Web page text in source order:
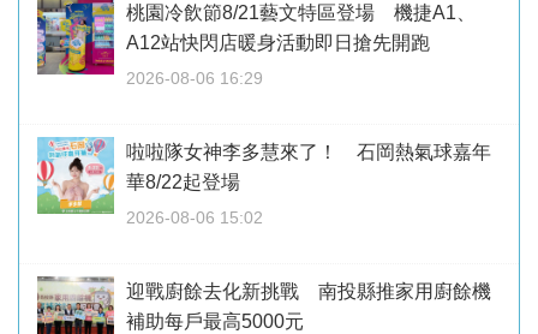
桃園冷飲節8/21藝文特區登場 機捷A1、
A12站快閃店暖身活動即日搶先開跑
2026-08-06 16:29
啦啦隊女神李多慧來了！ 石岡熱氣球嘉年
華8/22起登場
2026-08-06 15:02
迎戰廚餘去化新挑戰 南投縣推家用廚餘機
補助每戶最高5000元